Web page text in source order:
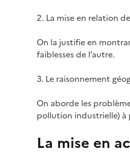
2. La mise en relation
On la justifie en
faiblesses de l’autre.
3. Le raisonnement
On aborde les
pollution industrielle) à
La mise en